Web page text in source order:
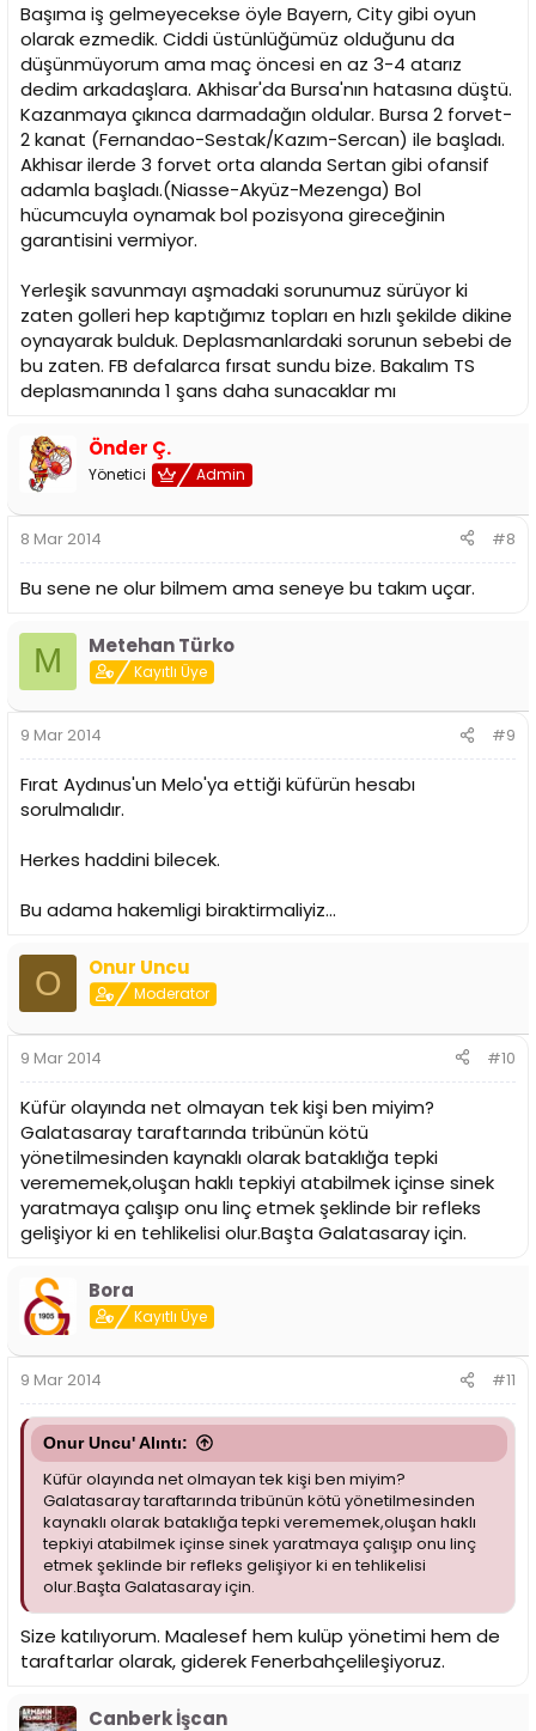
Başıma iş gelmeyecekse öyle Bayern, City gibi oyun
olarak ezmedik. Ciddi üstünlüğümüz olduğunu da
düşünmüyorum ama maç öncesi en az 3-4 atarız
dedim arkadaşlara. Akhisar'da Bursa'nın hatasına düştü.
Kazanmaya çıkınca darmadağın oldular. Bursa 2 forvet-
2 kanat (Fernandao-Sestak/Kazım-Sercan) ile başladı.
Akhisar ilerde 3 forvet orta alanda Sertan gibi ofansif
adamla başladı.(Niasse-Akyüz-Mezenga) Bol
hücumcuyla oynamak bol pozisyona gireceğinin
garantisini vermiyor.
Yerleşik savunmayı aşmadaki sorunumuz sürüyor ki
zaten golleri hep kaptığımız topları en hızlı şekilde dikine
oynayarak bulduk. Deplasmanlardaki sorunun sebebi de
bu zaten. FB defalarca fırsat sundu bize. Bakalım TS
deplasmanında 1 şans daha sunacaklar mı
Önder Ç.
Yönetici Admin
8 Mar 2014 #8
Bu sene ne olur bilmem ama seneye bu takım uçar.
M Metehan Türko
Kayıtlı Üye
9 Mar 2014 #9
Fırat Aydınus'un Melo'ya ettiği küfürün hesabı
sorulmalıdır.
Herkes haddini bilecek.
Bu adama hakemligi biraktirmaliyiz...
O Onur Uncu
Moderator
9 Mar 2014 #10
Küfür olayında net olmayan tek kişi ben miyim?
Galatasaray taraftarında tribünün kötü
yönetilmesinden kaynaklı olarak bataklığa tepki
verememek,oluşan haklı tepkiyi atabilmek içinse sinek
yaratmaya çalışıp onu linç etmek şeklinde bir refleks
gelişiyor ki en tehlikelisi olur.Başta Galatasaray için.
Bora
Kayıtlı Üye
9 Mar 2014 #11
Onur Uncu' Alıntı:
Küfür olayında net olmayan tek kişi ben miyim?
Galatasaray taraftarında tribünün kötü yönetilmesinden
kaynaklı olarak bataklığa tepki verememek,oluşan haklı
tepkiyi atabilmek içinse sinek yaratmaya çalışıp onu linç
etmek şeklinde bir refleks gelişiyor ki en tehlikelisi
olur.Başta Galatasaray için.
Size katılıyorum. Maalesef hem kulüp yönetimi hem de
taraftarlar olarak, giderek Fenerbahçelileşiyoruz.
Canberk İşcan